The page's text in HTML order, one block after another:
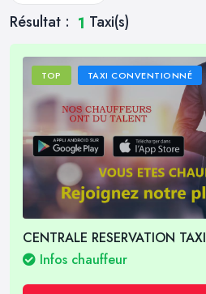
Résultat : 1 Taxi(s)
TOP TAXI CONVENTIONNÉ
CENTRALE RESERVATION TAXI
Infos chauffeur